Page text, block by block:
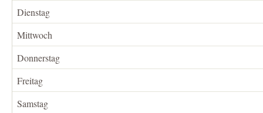
Dienstag
Mittwoch
Donnerstag
Freitag
Samstag